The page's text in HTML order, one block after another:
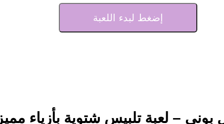
إضغط لبدء اللعبة